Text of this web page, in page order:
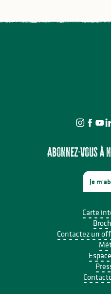
Abonnez-vous
Je
Carte
Contactez un